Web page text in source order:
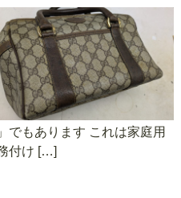
でもあります これは家庭用
付け […]